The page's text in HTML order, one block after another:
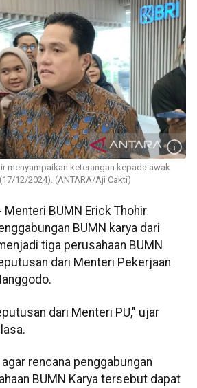
menyampaikan keterangan kepada awak
12/2024). (ANTARA/Aji Cakti)
Menteri BUMN Erick Thohir
BUMN karya dari
tiga perusahaan BUMN
dari Menteri Pekerjaan
dari Menteri PU," ujar
rencana penggabungan
BUMN Karya tersebut dapat